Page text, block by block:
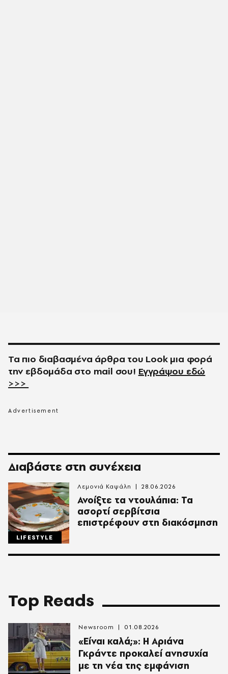
Τα πιο διαβασμένα άρθρα του Look μια φορά
την εβδομάδα στο mail σου! Εγγράψου εδώ
>>>
Διαβάστε στη συνέχεια
LIFESTYLE
Ανοίξτε τα ντουλάπια: Τα
ασορτί σερβίτσια
επιστρέφουν στη διακόσμηση
Λεμονιά Καψάλη 28.06.2026
Top Reads
«Είναι καλά;»: Η Αριάνα
Γκράντε προκαλεί ανησυχία
με τη νέα της εμφάνιση
Newsroom 01.08.2026